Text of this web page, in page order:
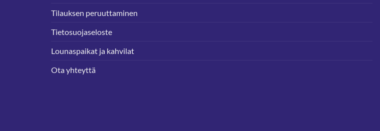
Tilauksen peruuttaminen
Tietosuojaseloste
Lounaspaikat ja kahvilat
Ota yhteyttä